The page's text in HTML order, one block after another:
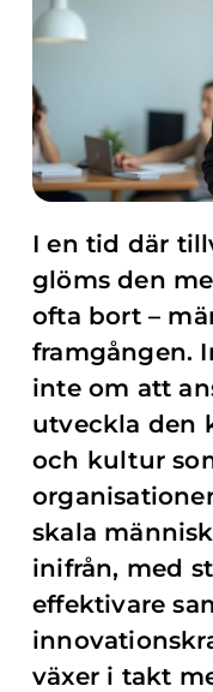
I en tid där
glöms den
ofta bort –
framgången.
inte om att
utveckla den
och kultur
skala
inifrån, med
effektivare
växer i takt